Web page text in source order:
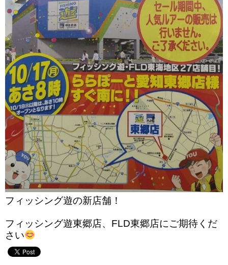
フィッシング遊の新店舗！
フィッシング遊東郷店、FLD東郷店にご期待くだ
さい